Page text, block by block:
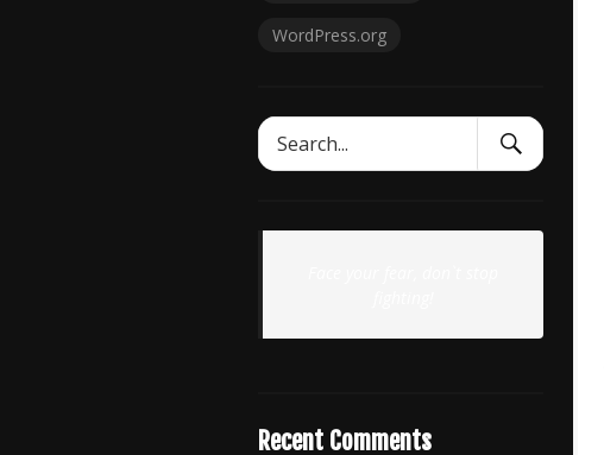
WordPress.org
Search
for:
Search
Submit
Recent Comments